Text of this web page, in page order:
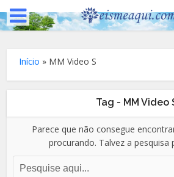
Início » MM Video S
Tag - MM Video
Parece que não consegue
procurando. Talvez a pesquisa